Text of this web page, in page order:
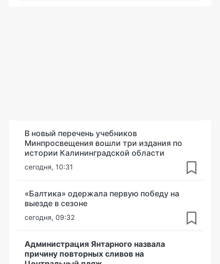
В новый перечень учебников
Минпросвещения вошли три издания по
истории Калининградской области
сегодня, 10:31
«Балтика» одержала первую победу на
выезде в сезоне
сегодня, 09:32
Администрация Янтарного назвала
причину повторных сливов на